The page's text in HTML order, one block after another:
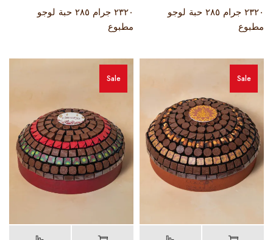
٢٣٢٠ جرام ٢٨٥ حبة لوجو
مطبوع
٢٣٢٠ جرام ٢٨٥ حبة لوجو
مطبوع
Sale
Sale